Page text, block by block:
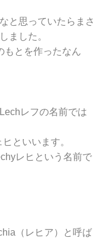
と思っていたらまさ
ました。
もとを作ったなん
レフの名前では
といいます。
レヒという名前で
（レヒア）と呼ば